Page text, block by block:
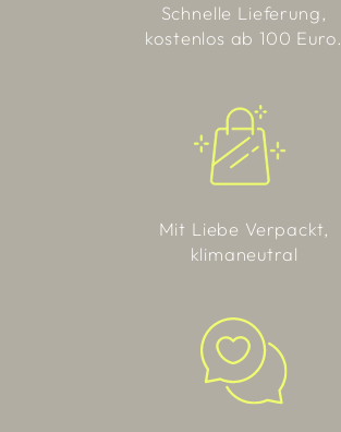
Schnelle Lieferung,
kostenlos ab 100 Euro.
Mit Liebe Verpackt,
klimaneutral